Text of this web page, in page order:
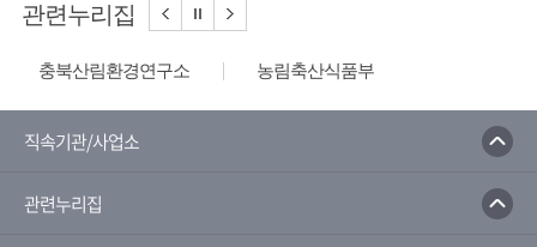
관련누리집
충북산림환경연구소
농림축산식품부
충북농업기술원
직속기관/사업소
관련누리집